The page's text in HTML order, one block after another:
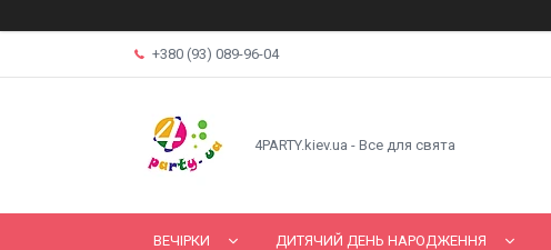
+380 (93) 089-96-04
4PARTY.kiev.ua - Все для свята
ВЕЧІРКИ ДИТЯЧИЙ ДЕНЬ НАРОДЖЕННЯ